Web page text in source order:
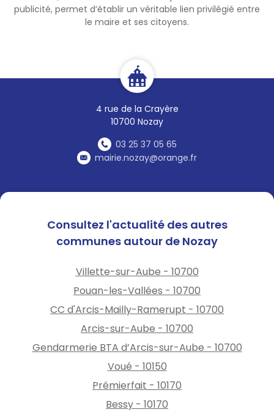
publicité, permet d’établir un véritable lien privilégié entre
le maire et ses citoyens.
4 rue de la Crayère
10700 Nozay
03 25 37 05 65
mairie.nozay@orange.fr
Consultez l'actualité des autres
communes autour de Nozay
Villette-sur-Aube - 10700
Pouan-les-Vallées - 10700
CC d'Arcis-Mailly-Ramerupt - 10700
Arcis-sur-Aube - 10700
Gendarmerie BTA d’Arcis-sur-Aube - 10700
Voué - 10150
Prémierfait - 10170
Bessy - 10170